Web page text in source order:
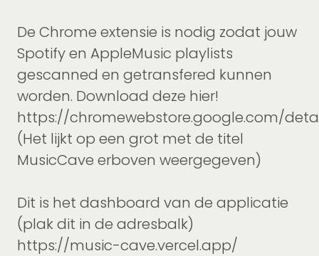
De Chrome extensie is nodig zodat jouw
Spotify en AppleMusic playlists
gescanned en getransfered kunnen
worden. Download deze hier!
https://chromewebstore.google.com/
(Het lijkt op een grot met de titel
MusicCave erboven weergegeven)
Dit is het dashboard van de applicatie
(plak dit in de adresbalk)
https://music-cave.vercel.app/